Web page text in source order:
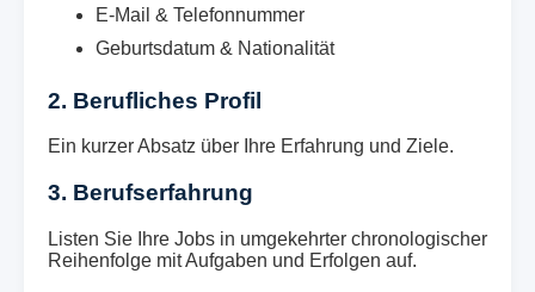
E-Mail & Telefonnummer
Geburtsdatum & Nationalität
2. Berufliches Profil
Ein kurzer Absatz über Ihre Erfahrung und Ziele.
3. Berufserfahrung
Listen Sie Ihre Jobs in umgekehrter chronologischer
Reihenfolge mit Aufgaben und Erfolgen auf.